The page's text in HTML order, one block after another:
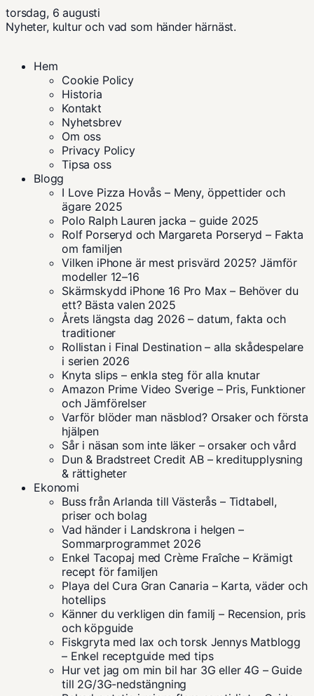
torsdag, 6 augusti
Nyheter, kultur och vad som händer härnäst.
Hem
Cookie Policy
Historia
Kontakt
Nyhetsbrev
Om oss
Privacy Policy
Tipsa oss
Blogg
I Love Pizza Hovås – Meny, öppettider och
ägare 2025
Polo Ralph Lauren jacka – guide 2025
Rolf Porseryd och Margareta Porseryd – Fakta
om familjen
Vilken iPhone är mest prisvärd 2025? Jämför
modeller 12–16
Skärmskydd iPhone 16 Pro Max – Behöver du
ett? Bästa valen 2025
Årets längsta dag 2026 – datum, fakta och
traditioner
Rollistan i Final Destination – alla skådespelare
i serien 2026
Knyta slips – enkla steg för alla knutar
Amazon Prime Video Sverige – Pris, Funktioner
och Jämförelser
Varför blöder man näsblod? Orsaker och första
hjälpen
Sår i näsan som inte läker – orsaker och vård
Dun & Bradstreet Credit AB – kreditupplysning
& rättigheter
Ekonomi
Buss från Arlanda till Västerås – Tidtabell,
priser och bolag
Vad händer i Landskrona i helgen –
Sommarprogrammet 2026
Enkel Tacopaj med Crème Fraîche – Krämigt
recept för familjen
Playa del Cura Gran Canaria – Karta, väder och
hotellips
Känner du verkligen din familj – Recension, pris
och köpguide
Fiskgryta med lax och torsk Jennys Matblogg
– Enkel receptguide med tips
Hur vet jag om min bil har 3G eller 4G – Guide
till 2G/3G-nedstängning